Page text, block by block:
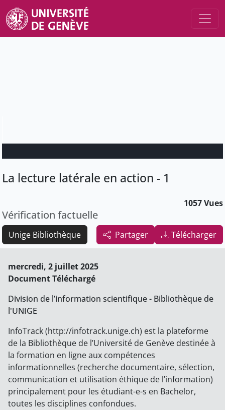
La lecture latérale en action - 1
1057 Vues
Vérification factuelle
Partager Télécharger
Unige Bibliothèque
mercredi, 2 juillet 2025
Document Téléchargé
Division de l’information scientifique - Bibliothèque de
l'UNIGE
InfoTrack (http://infotrack.unige.ch) est la plateforme
de la Bibliothèque de l’Université de Genève destinée à
la formation en ligne aux compétences
informationnelles (recherche documentaire, sélection,
communication et utilisation éthique de l’information)
principalement pour les étudiant-e-s en Bachelor,
toutes les disciplines confondues.